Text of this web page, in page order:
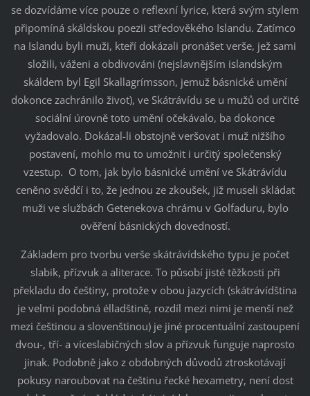
se dozvídáme více pouze o reflexní lyrice, která svým stylem
připomíná skáldskou poezii středověkého Islandu. Zatímco
na Islandu byli muži, kteří dokázali pronášet verše, jež sami
složili, váženi a obdivováni (nejslavnějším islandským
skáldem byl Egil Skallagrímsson, jemuž básnické umění
dokonce zachránilo život), ve Skátrávídu se u mužů od určité
sociální úrovně toto umění očekávalo, ba dokonce
vyžadovalo. Dokázal-li obstojně veršovat i muž nižšího
postavení, mohlo mu to umožnit i určitý společenský
vzestup. O tom, jak bylo básnické umění ve Skátrávídu
ceněno svědčí i to, že jednou ze zkoušek, již museli skládat
muži ve službách Getenekova chrámu v Golfaduru, bylo
ověření básnických dovedností.
Základem pro tvorbu verše skátrávídského typu je počet
slabik, přízvuk a aliterace. To působí jisté těžkosti při
překladu do češtiny, protože v obou jazycích (skátrávídština
je velmi podobná élladštině, rozdíl mezi nimi je menší než
mezi češtinou a slovenštinou) je jiné procentuální zastoupení
dvou-, tří- a víceslabičných slov a přízvuk funguje naprosto
jinak. Podobně jako z obdobných důvodů ztroskotávají
pokusy naroubovat na češtinu řecké hexametry, není dost